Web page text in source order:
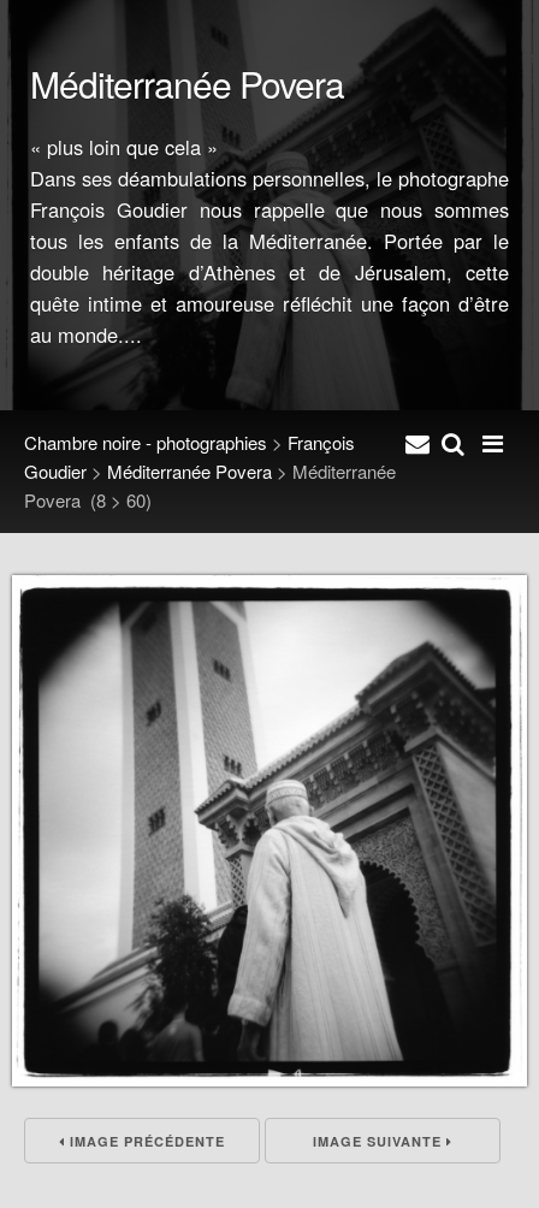
Méditerranée Povera
« plus loin que cela »
Dans ses déambulations personnelles, le photographe
François Goudier nous rappelle que nous sommes
tous les enfants de la Méditerranée. Portée par le
double héritage d’Athènes et de Jérusalem, cette
quête intime et amoureuse réfléchit une façon d’être
au monde....
Chambre noire - photographies > François
Goudier > Méditerranée Povera > Méditerranée
Povera (8 > 60)
IMAGE PRÉCÉDENTE IMAGE SUIVANTE